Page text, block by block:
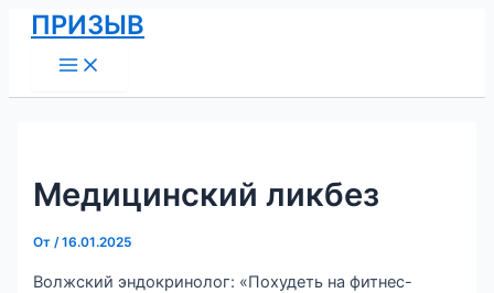
Перейти
содержимому
ПРИЗЫВ
Menu
Медицинский ликбез
От/16.01.2025
Волжский эндокринолог: «Похудеть на фитнес-
Навигация
по
записям